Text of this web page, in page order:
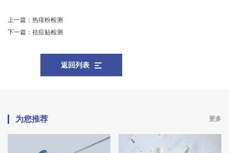
上一篇： 热痱粉检测
下一篇： 祛痘贴检测
返回列表
为您推荐 更多